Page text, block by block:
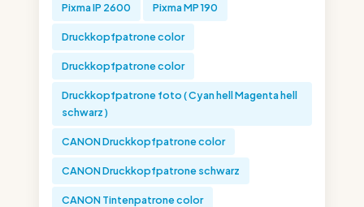
Pixma IP 2600 Pixma MP 190
Druckkopfpatrone color
Druckkopfpatrone color
Druckkopfpatrone foto ( Cyan hell Magenta hell
schwarz )
CANON Druckkopfpatrone color
CANON Druckkopfpatrone schwarz
CANON Tintenpatrone color